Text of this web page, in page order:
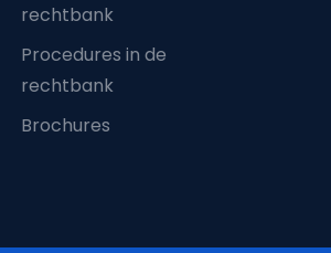
rechtbank
Procedures in de
rechtbank
Brochures